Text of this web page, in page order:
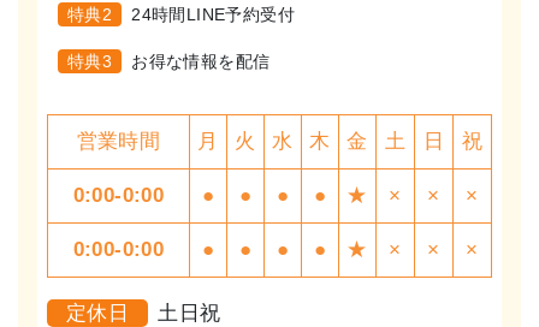
特典2 24時間LINE予約受付
特典3 お得な情報を配信
営業時間 月 火 水 木 金 土 日 祝
0:00-0:00 ● ● ● ● ★ × × ×
0:00-0:00 ● ● ● ● ★ × × ×
定休日
土日祝